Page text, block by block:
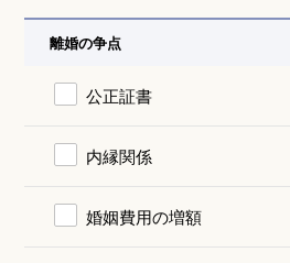
離婚の争点
公正証書
内縁関係
婚姻費用の増額